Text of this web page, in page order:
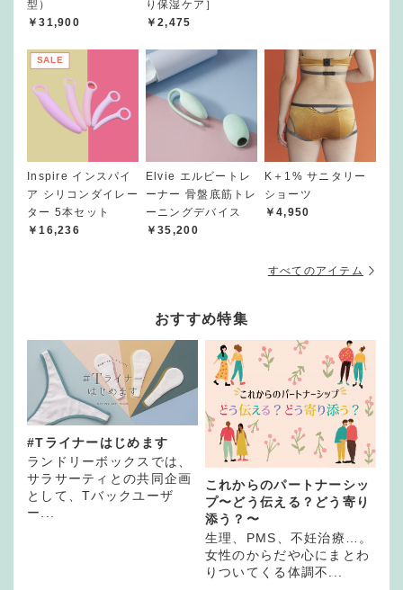
型）
￥31,900
り保湿ケア］
￥2,475
SALE
Inspire インスパイ
ア シリコンダイレー
ター 5本セット
￥16,236
Elvie エルビートレ
ーナー 骨盤底筋トレ
ーニングデバイス
￥35,200
K＋1% サニタリー
ショーツ
￥4,950
すべてのアイテム
おすすめ特集
#Tライナーはじめます
ランドリーボックスでは、
サラサーティとの共同企画
として、Tバックユーザ
ー...
これからのパートナーシッ
プ〜どう伝える？どう寄り
添う？〜
生理、PMS、不妊治療…。
女性のからだや心にまとわ
りついてくる体調不...